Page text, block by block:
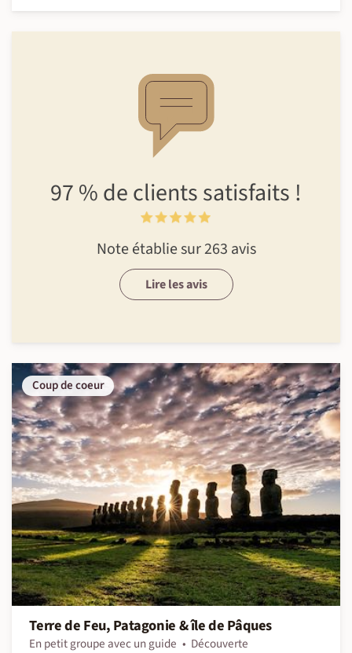
97 %de clientssatisfaits !
Note établie sur 263 avis
Lire les avis
Coup de coeur
Terre de Feu, Patagonie & île de Pâques
En petit groupe avec un guide
Découverte